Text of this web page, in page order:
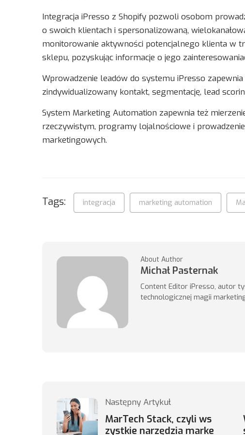
Integracja iPresso z Shopify pozwoli osobom
o swoich klientach i spersonalizowaną,
monitorowanie aktywności potencjalnego klienta w
sklepu, pozyskując informacje o jego
Wprowadzenie leadów do systemu iPresso
zindywidualizowany kontakt, segmentację, lead
System Marketing Automation zapewnia też
rzeczywistym, programy lojalnościowe i
marketingowych.
Tags: integracja marketing automation
About Author
Michał Pasternak
Content Editor iPresso, autor
technologicznej magii
Następny Artykuł
MarTech Stack, czyli ws
zystkie narzędzia marke